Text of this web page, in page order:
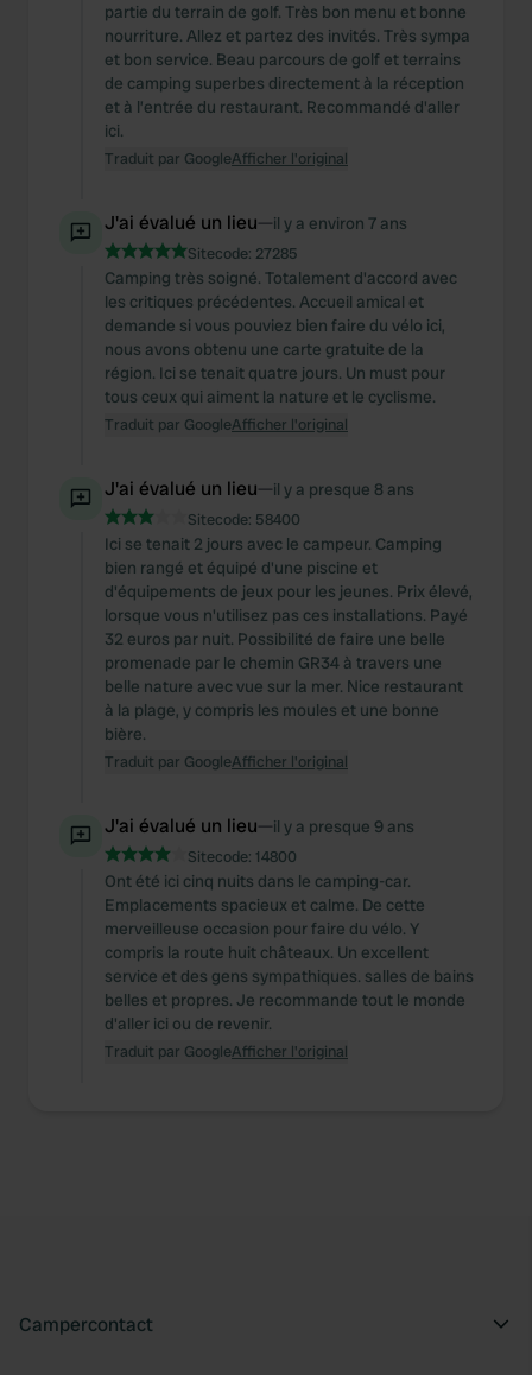
partie du terrain de golf. Très bon menu et bonne
nourriture. Allez et partez des invités. Très sympa
et bon service. Beau parcours de golf et terrains
de camping superbes directement à la réception
et à l’entrée du restaurant. Recommandé d'aller
ici.
Traduit par GoogleAfficher l'original
J'ai évalué un lieu—il y a environ 7 ans
Sitecode: 27285
Camping très soigné. Totalement d'accord avec
les critiques précédentes. Accueil amical et
demande si vous pouviez bien faire du vélo ici,
nous avons obtenu une carte gratuite de la
région. Ici se tenait quatre jours. Un must pour
tous ceux qui aiment la nature et le cyclisme.
Traduit par GoogleAfficher l'original
J'ai évalué un lieu—il y a presque 8 ans
Sitecode: 58400
Ici se tenait 2 jours avec le campeur. Camping
bien rangé et équipé d'une piscine et
d'équipements de jeux pour les jeunes. Prix ​​élevé,
lorsque vous n'utilisez pas ces installations. Payé
32 euros par nuit. Possibilité de faire une belle
promenade par le chemin GR34 à travers une
belle nature avec vue sur la mer. Nice restaurant
à la plage, y compris les moules et une bonne
bière.
Traduit par GoogleAfficher l'original
J'ai évalué un lieu—il y a presque 9 ans
Sitecode: 14800
Ont été ici cinq nuits dans le camping-car.
Emplacements spacieux et calme. De cette
merveilleuse occasion pour faire du vélo. Y
compris la route huit châteaux. Un excellent
service et des gens sympathiques. salles de bains
belles et propres. Je recommande tout le monde
d'aller ici ou de revenir.
Traduit par GoogleAfficher l'original
Campercontact